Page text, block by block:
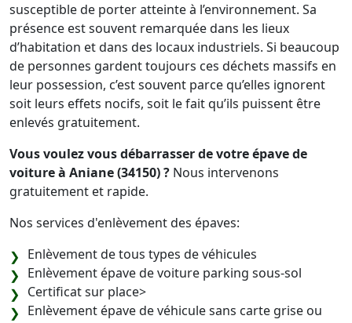
susceptible de porter atteinte à l’environnement. Sa
présence est souvent remarquée dans les lieux
d’habitation et dans des locaux industriels. Si beaucoup
de personnes gardent toujours ces déchets massifs en
leur possession, c’est souvent parce qu’elles ignorent
soit leurs effets nocifs, soit le fait qu’ils puissent être
enlevés gratuitement.
Vous voulez vous débarrasser de votre épave de
voiture à Aniane (34150) ? Nous intervenons
gratuitement et rapide.
Nos services d'enlèvement des épaves:
Enlèvement de tous types de véhicules
Enlèvement épave de voiture parking sous-sol
Certificat sur place>
Enlèvement épave de véhicule sans carte grise ou